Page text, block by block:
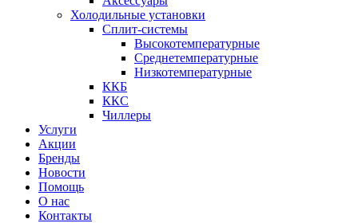
Холодильные установки
Сплит-системы
Высокотемпературные
Среднетемпературные
Низкотемпературные
ККБ
ККС
Чиллеры
Услуги
Акции
Бренды
Новости
Помощь
О нас
Контакты